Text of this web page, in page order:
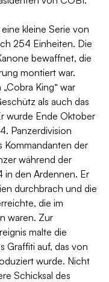
kleine Serie von
254 Einheiten. Die
bewaffnet, die
montiert war.
King“ war
als auch das
wurde Ende Oktober
Panzerdivision
Kommandanten der
während der
in den Ardennen. Er
durchbrach und die
die im
waren. Zur
malte die
Graffiti auf, das von
wurde. Nicht
Schicksal des